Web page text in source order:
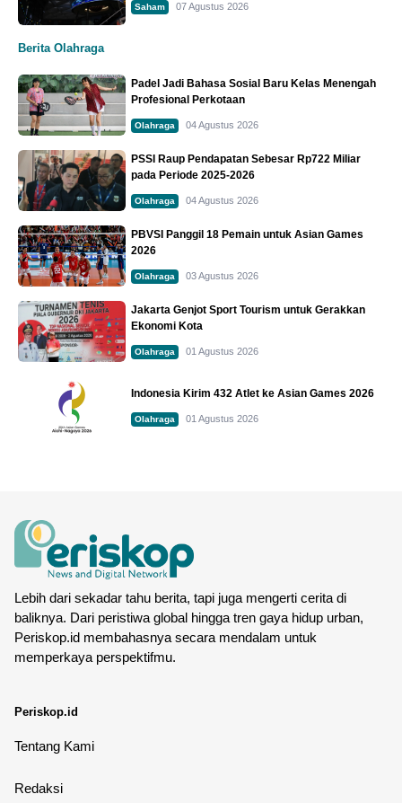
Saham 07 Agustus 2026
Berita Olahraga
Padel Jadi Bahasa Sosial Baru Kelas Menengah
Profesional Perkotaan
Olahraga 04 Agustus 2026
PSSI Raup Pendapatan Sebesar Rp722 Miliar
pada Periode 2025-2026
Olahraga 04 Agustus 2026
PBVSI Panggil 18 Pemain untuk Asian Games
2026
Olahraga 03 Agustus 2026
Jakarta Genjot Sport Tourism untuk Gerakkan
Ekonomi Kota
Olahraga 01 Agustus 2026
Indonesia Kirim 432 Atlet ke Asian Games 2026
Olahraga 01 Agustus 2026
Lebih dari sekadar tahu berita, tapi juga mengerti cerita di
baliknya. Dari peristiwa global hingga tren gaya hidup urban,
Periskop.id membahasnya secara mendalam untuk
memperkaya perspektifmu.
Periskop.id
Tentang Kami
Redaksi